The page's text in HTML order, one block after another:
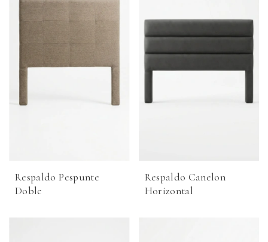
Respaldo Pespunte
Doble
Respaldo Canelon
Horizontal